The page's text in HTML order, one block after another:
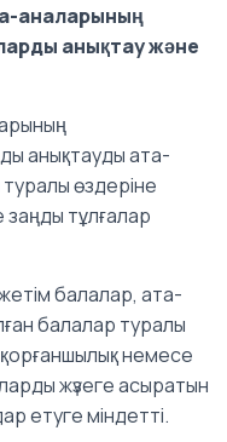
аналарының
анықтау және
анықтауды ата-
өздеріне
заңды тұлғалар
балалар, ата-
балалар туралы
немесе
жүзеге асыратын
етуге міндетті.